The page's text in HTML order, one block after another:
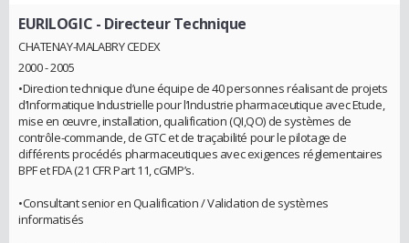
EURILOGIC - Directeur Technique
CHATENAY-MALABRY CEDEX
2000 - 2005
•Direction technique d’une équipe de 40 personnes réalisant de projets
d’Informatique Industrielle pour l’Industrie pharmaceutique avec Etude,
mise en œuvre, installation, qualification (QI,QO) de systèmes de
contrôle-commande, de GTC et de traçabilité pour le pilotage de
différents procédés pharmaceutiques avec exigences réglementaires
BPF et FDA (21 CFR Part 11, cGMP’s.
•Consultant senior en Qualification / Validation de systèmes
informatisés